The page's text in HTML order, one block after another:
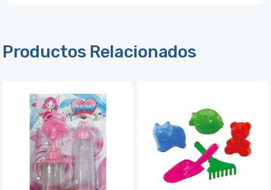
Productos Relacionados